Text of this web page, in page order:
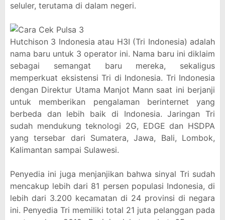
seluler, terutama di dalam negeri.
Hutchison 3 Indonesia atau H3I (Tri Indonesia) adalah
nama baru untuk 3 operator ini. Nama baru ini diklaim
sebagai semangat baru mereka, sekaligus
memperkuat eksistensi Tri di Indonesia. Tri Indonesia
dengan Direktur Utama Manjot Mann saat ini berjanji
untuk memberikan pengalaman berinternet yang
berbeda dan lebih baik di Indonesia. Jaringan Tri
sudah mendukung teknologi 2G, EDGE dan HSDPA
yang tersebar dari Sumatera, Jawa, Bali, Lombok,
Kalimantan sampai Sulawesi.
Penyedia ini juga menjanjikan bahwa sinyal Tri sudah
mencakup lebih dari 81 persen populasi Indonesia, di
lebih dari 3.200 kecamatan di 24 provinsi di negara
ini. Penyedia Tri memiliki total 21 juta pelanggan pada